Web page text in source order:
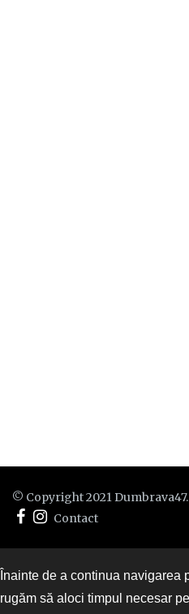
© Copyright 2021
Contact
Înainte de a continua navigarea
rugăm să aloci timpul necesar